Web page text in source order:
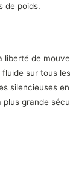
de poids.
de
sur tous
silencieuses
plus grande